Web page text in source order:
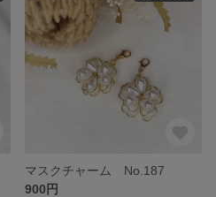
マスクチャーム No.187
900円